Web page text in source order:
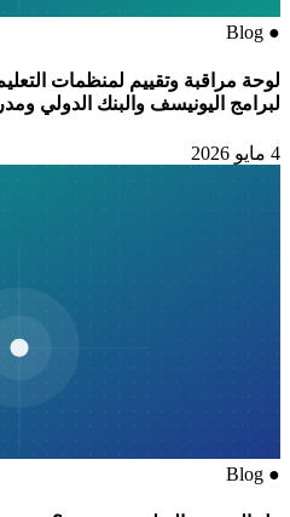
●
Blog
لوحة مراقبة وتقييم لمنظمات
لبرامج اليونيسف والبنك الدولي
●
Blog